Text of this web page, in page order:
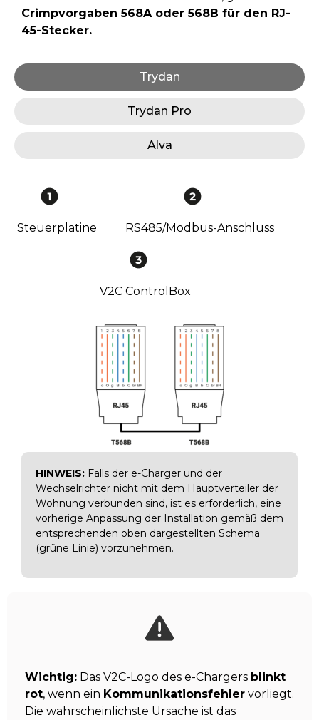
Crimpvorgaben 568A oder 568B für den RJ-
45-Stecker.
Trydan
Trydan Pro
Alva
Steuerplatine RS485/Modbus-Anschluss
V2C ControlBox
HINWEIS: Falls der e-Charger und der
Wechselrichter nicht mit dem Hauptverteiler der
Wohnung verbunden sind, ist es erforderlich, eine
vorherige Anpassung der Installation gemäß dem
entsprechenden oben dargestellten Schema
(grüne Linie) vorzunehmen.
Wichtig: Das V2C-Logo des e-Chargers blinkt
rot, wenn ein Kommunikationsfehler vorliegt.
Die wahrscheinlichste Ursache ist das